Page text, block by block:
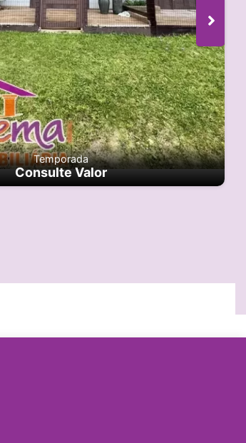
Temporada
Consulte Valor